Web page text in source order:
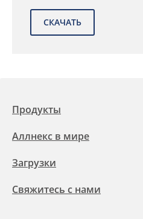
Продукты
Аллнекс в мире
Загрузки
Свяжитесь с нами